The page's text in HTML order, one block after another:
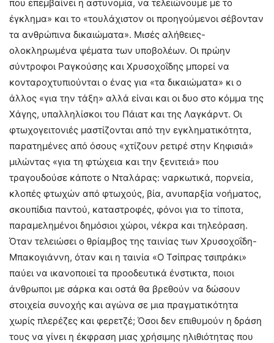
που επεμβαίνει η αστυνομία, να τελειώνουμε με το
έγκλημα» και το «τουλάχιστον οι προηγούμενοι σέβονταν
τα ανθρώπινα δικαιώματα». Μισές αλήθειες-
ολοκληρωμένα ψέματα των υποβολέων. Οι πρώην
σύντροφοι Ραγκούσης και Χρυσοχοΐδης μπορεί να
κονταροχτυπιούνται ο ένας για «τα δικαιώματα» κι ο
άλλος «για την τάξη» αλλά είναι και οι δυο στο κόμμα της
Χάγης, υπαλληλίσκοι του Πάιατ και της Λαγκάρντ. Οι
φτωχογειτονιές μαστίζονται από την εγκληματικότητα,
παρατημένες από όσους «χτίζουν ρετιρέ στην Κηφισιά»
μιλώντας «για τη φτώχεια και την ξενιτειά» που
τραγουδούσε κάποτε ο Νταλάρας: ναρκωτικά, πορνεία,
κλοπές φτωχών από φτωχούς, βία, ανυπαρξία νοήματος,
σκουπίδια παντού, καταστροφές, φόνοι για το τίποτα,
παραμελημένοι δημόσιοι χώροι, νέκρα και τηλεόραση.
Όταν τελειώσει ο θρίαμβος της ταινίας των Χρυσοχοΐδη-
Μπακογιάννη, όταν και η ταινία «Ο Τσίπρας τσιπράκι»
παύει να ικανοποιεί τα προοδευτικά ένστικτα, ποιοι
άνθρωποι με σάρκα και οστά θα βρεθούν να δώσουν
στοιχεία συνοχής και αγώνα σε μια πραγματικότητα
χωρίς πλερέζες και φερετζέ; Όσοι δεν επιθυμούν η δράση
τους να γίνει η έκφραση μιας χρήσιμης ηλιθιότητας που